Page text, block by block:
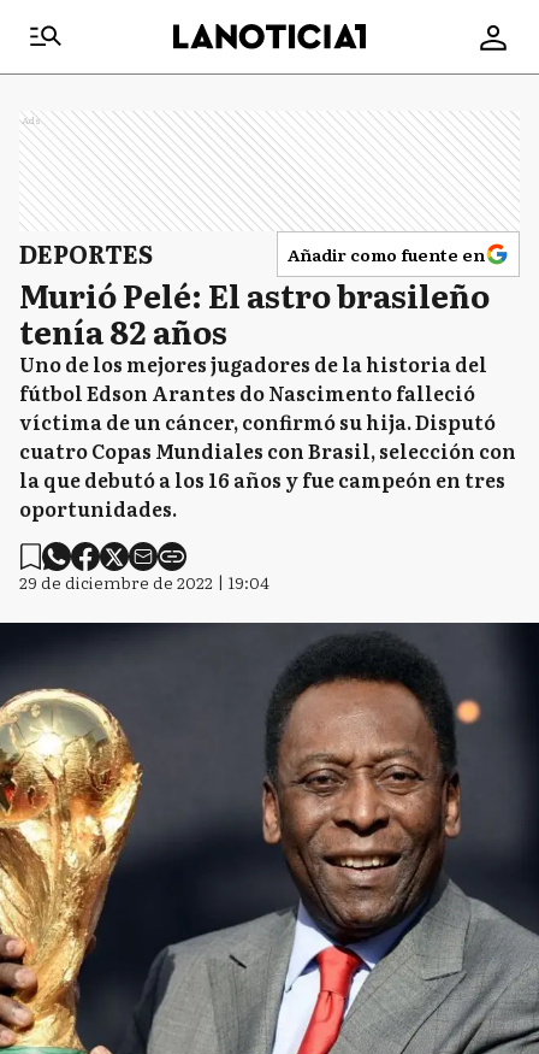
Ads
DEPORTES Añadir como fuente en
Murió Pelé: El astro brasileño
tenía 82 años
Uno de los mejores jugadores de la historia del
fútbol Edson Arantes do Nascimento​ falleció
víctima de un cáncer, confirmó su hija. Disputó
cuatro Copas Mundiales con Brasil, selección con
la que debutó a los 16 años y fue campeón en tres
oportunidades.
29 de diciembre de 2022 | 19:04